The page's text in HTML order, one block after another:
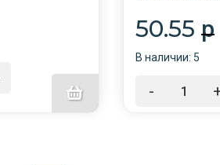
50.55 p
В наличии: 5
-